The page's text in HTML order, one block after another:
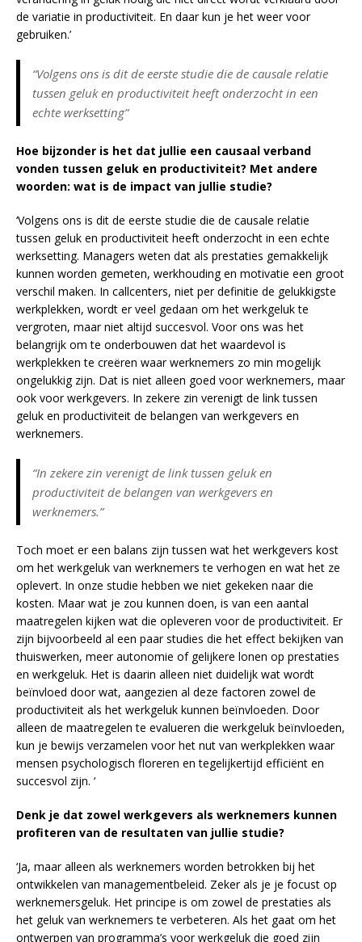
de variatie in productiviteit. En daar kun je het weer voor
gebruiken.’
“Volgens ons is dit de eerste studie die de causale relatie
tussen geluk en productiviteit heeft onderzocht in een
echte werksetting”
Hoe bijzonder is het dat jullie een causaal verband
vonden tussen geluk en productiviteit? Met andere
woorden: wat is de impact van jullie studie?
‘Volgens ons is dit de eerste studie die de causale relatie
tussen geluk en productiviteit heeft onderzocht in een echte
werksetting. Managers weten dat als prestaties gemakkelijk
kunnen worden gemeten, werkhouding en motivatie een groot
verschil maken. In callcenters, niet per definitie de gelukkigste
werkplekken, wordt er veel gedaan om het werkgeluk te
vergroten, maar niet altijd succesvol. Voor ons was het
belangrijk om te onderbouwen dat het waardevol is
werkplekken te creëren waar werknemers zo min mogelijk
ongelukkig zijn. Dat is niet alleen goed voor werknemers, maar
ook voor werkgevers. In zekere zin verenigt de link tussen
geluk en productiviteit de belangen van werkgevers en
werknemers.
“In zekere zin verenigt de link tussen geluk en
productiviteit de belangen van werkgevers en
werknemers.”
Toch moet er een balans zijn tussen wat het werkgevers kost
om het werkgeluk van werknemers te verhogen en wat het ze
oplevert. In onze studie hebben we niet gekeken naar die
kosten. Maar wat je zou kunnen doen, is van een aantal
maatregelen kijken wat die opleveren voor de productiviteit. Er
zijn bijvoorbeeld al een paar studies die het effect bekijken van
thuiswerken, meer autonomie of gelijkere lonen op prestaties
en werkgeluk. Het is daarin alleen niet duidelijk wat wordt
beïnvloed door wat, aangezien al deze factoren zowel de
productiviteit als het werkgeluk kunnen beïnvloeden. Door
alleen de maatregelen te evalueren die werkgeluk beïnvloeden,
kun je bewijs verzamelen voor het nut van werkplekken waar
mensen psychologisch floreren en tegelijkertijd efficiënt en
succesvol zijn. ‘
Denk je dat zowel werkgevers als werknemers kunnen
profiteren van de resultaten van jullie studie?
‘Ja, maar alleen als werknemers worden betrokken bij het
ontwikkelen van managementbeleid. Zeker als je je focust op
werknemersgeluk. Het principe is om zowel de prestaties als
het geluk van werknemers te verbeteren. Als het gaat om het
ontwerpen van programma’s voor werkgeluk die goed zijn